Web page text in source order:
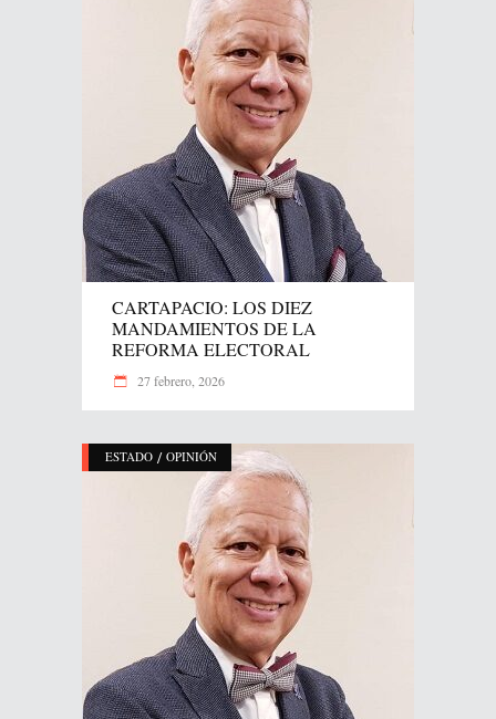
CARTAPACIO: LOS DIEZ
MANDAMIENTOS DE LA
REFORMA ELECTORAL
27 febrero, 2026
ESTADO / OPINIÓN